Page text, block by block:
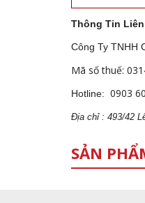
Thông Tin Liên
Công Ty TNHH
Mã số thuế:
Hotline: 0903
Địa chỉ : 493/42
SẢN